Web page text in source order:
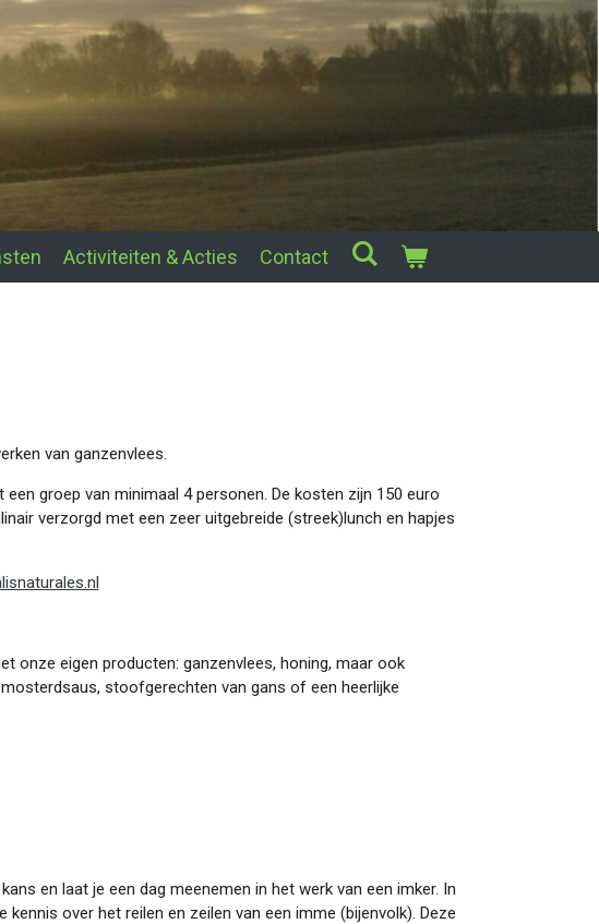
Activiteiten & Acties Contact
van ganzenvlees.
groep van minimaal 4 personen. De kosten zijn 150 euro
verzorgd met een zeer uitgebreide (streek)lunch en hapjes
onze eigen producten: ganzenvlees, honing, maar ook
stoofgerechten van gans of een heerlijke
en laat je een dag meenemen in het werk van een imker. In
over het reilen en zeilen van een imme (bijenvolk). Deze